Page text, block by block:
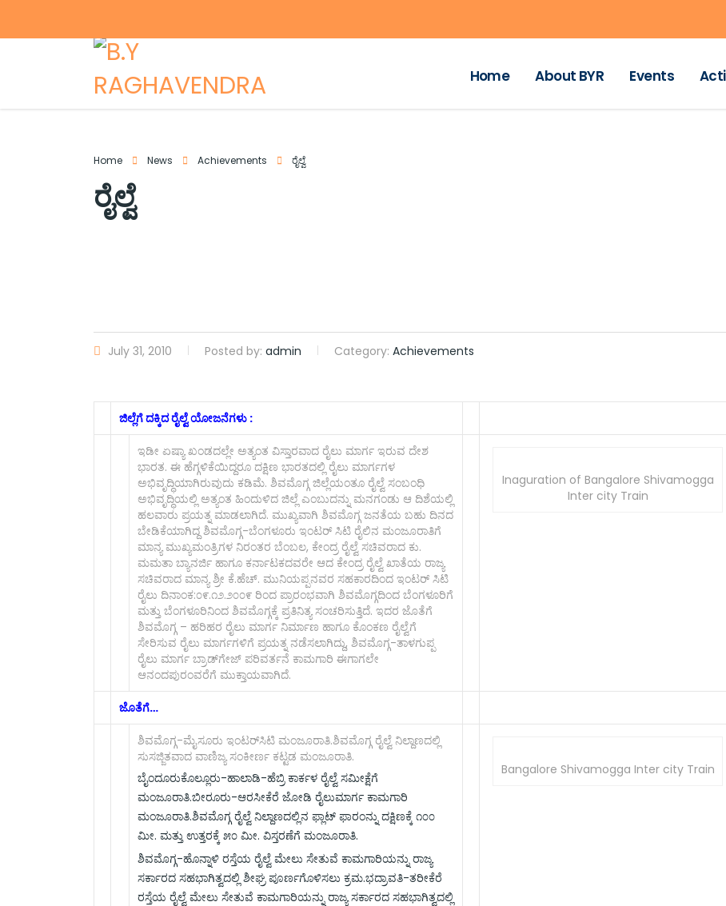
Home About BYR Events
Home News Achievements ರೈಲ್ವೆ
ರೈಲ್ವೆ
July 31, 2010 Posted by: admin Category: Achievements
ಜಿಲ್ಲೆಗೆ ದಕ್ಕಿದ ರೈಲ್ವೆ ಯೋಜನೆಗಳು :
ಇಡೀ ಏಷ್ಯಾ ಖಂಡದಲ್ಲೇ ಅತ್ಯಂತ ವಿಸ್ತಾರವಾದ ರೈಲು ಮಾರ್ಗ ಇರುವ ದೇಶ
ಭಾರತ. ಈ ಹೆಗ್ಗಳಿಕೆಯಿದ್ದರೂ ದಕ್ಷಿಣ ಭಾರತದಲ್ಲಿ ರೈಲು ಮಾರ್ಗಗಳ
ಅಭಿವೃದ್ಧಿಯಾಗಿರುವುದು ಕಡಿಮೆ. ಶಿವಮೊಗ್ಗ ಜಿಲ್ಲೆಯಂತೂ ರೈಲ್ವೆ ಸಂಬಂಧಿ
ಅಭಿವೃದ್ಧಿಯಲ್ಲಿ ಅತ್ಯಂತ ಹಿಂದುಳಿದ ಜಿಲ್ಲೆ ಎಂಬುದನ್ನು ಮನಗಂಡು ಆ ದಿಶೆಯಲ್ಲಿ
ಹಲವಾರು ಪ್ರಯತ್ನ ಮಾಡಲಾಗಿದೆ. ಮುಖ್ಯವಾಗಿ ಶಿವಮೊಗ್ಗ ಜನತೆಯ ಬಹು ದಿನದ
ಬೇಡಿಕೆಯಾಗಿದ್ದ ಶಿವಮೊಗ್ಗ-ಬೆಂಗಳೂರು ಇಂಟರ್ ಸಿಟಿ ರೈಲಿನ ಮಂಜೂರಾತಿಗೆ
ಮಾನ್ಯ ಮುಖ್ಯಮಂತ್ರಿಗಳ ನಿರಂತರ ಬೆಂಬಲ, ಕೇಂದ್ರ ರೈಲ್ವೆ ಸಚಿವರಾದ ಕು.
ಮಮತಾ ಬ್ಯಾನರ್ಜಿ ಹಾಗೂ ಕರ್ನಾಟಕದವರೇ ಆದ ಕೇಂದ್ರ ರೈಲ್ವೆ ಖಾತೆಯ ರಾಜ್ಯ
ಸಚಿವರಾದ ಮಾನ್ಯ ಶ್ರೀ ಕೆ.ಹೆಚ್. ಮುನಿಯಪ್ಪನವರ ಸಹಕಾರದಿಂದ ಇಂಟರ್ ಸಿಟಿ
ರೈಲು ದಿನಾಂಕ:೦೯.೧೨.೨೦೦೯ ರಿಂದ ಪ್ರಾರಂಭವಾಗಿ ಶಿವಮೊಗ್ಗದಿಂದ ಬೆಂಗಳೂರಿಗೆ
ಮತ್ತು ಬೆಂಗಳೂರಿನಿಂದ ಶಿವಮೊಗ್ಗಕ್ಕೆ ಪ್ರತಿನಿತ್ಯ ಸಂಚರಿಸುತ್ತಿದೆ. ಇದರ ಜೊತೆಗೆ
ಶಿವಮೊಗ್ಗ – ಹರಿಹರ ರೈಲು ಮಾರ್ಗ ನಿರ್ಮಾಣ ಹಾಗೂ ಕೊಂಕಣ ರೈಲ್ವೆಗೆ
ಸೇರಿಸುವ ರೈಲು ಮಾರ್ಗಗಳಿಗೆ ಪ್ರಯತ್ನ ನಡೆಸಲಾಗಿದ್ದು, ಶಿವಮೊಗ್ಗ-ತಾಳಗುಪ್ಪ
ರೈಲು ಮಾರ್ಗ ಬ್ರಾಡ್‌ಗೇಜ್ ಪರಿವರ್ತನೆ ಕಾಮಗಾರಿ ಈಗಾಗಲೇ
ಆನಂದಪುರಂವರೆಗೆ ಮುಕ್ತಾಯವಾಗಿದೆ.
Inaguration of Bangalore Shivamogga
Inter city Train
ಜೊತೆಗೆ…
ಶಿವಮೊಗ್ಗ-ಮೈಸೂರು ಇಂಟರ್‌ಸಿಟಿ ಮಂಜೂರಾತಿ.ಶಿವಮೊಗ್ಗ ರೈಲ್ವೆ ನಿಲ್ದಾಣದಲ್ಲಿ
ಸುಸಜ್ಜಿತವಾದ ವಾಣಿಜ್ಯ ಸಂಕೀರ್ಣ ಕಟ್ಟಡ ಮಂಜೂರಾತಿ.
ಬೈಂದೂರುಕೊಲ್ಲೂರು-ಹಾಲಾಡಿ-ಹೆಬ್ರಿ ಕಾರ್ಕಳ ರೈಲ್ವೆ ಸಮೀಕ್ಷೆಗೆ
ಮಂಜೂರಾತಿ.ಬೀರೂರು-ಆರಸೀಕೆರೆ ಜೋಡಿ ರೈಲುಮಾರ್ಗ ಕಾಮಗಾರಿ
ಮಂಜೂರಾತಿ.ಶಿವಮೊಗ್ಗ ರೈಲ್ವೆ ನಿಲ್ದಾಣದಲ್ಲಿನ ಫ್ಲಾಟ್ ಫಾರಂನ್ನು ದಕ್ಷಿಣಕ್ಕೆ ೧೦೦
ಮೀ. ಮತ್ತು ಉತ್ತರಕ್ಕೆ ೫೦ ಮೀ. ವಿಸ್ತರಣೆಗೆ ಮಂಜೂರಾತಿ.
ಶಿವಮೊಗ್ಗ-ಹೊನ್ನಾಳಿ ರಸ್ತೆಯ ರೈಲ್ವೆ ಮೇಲು ಸೇತುವೆ ಕಾಮಗಾರಿಯನ್ನು ರಾಜ್ಯ
ಸರ್ಕಾರದ ಸಹಭಾಗಿತ್ವದಲ್ಲಿ ಶೀಘ್ರ ಪೂರ್ಣಗೊಳಿಸಲು ಕ್ರಮ.ಭದ್ರಾವತಿ-ತರೀಕೆರೆ
ರಸ್ತೆಯ ರೈಲ್ವೆ ಮೇಲು ಸೇತುವೆ ಕಾಮಗಾರಿಯನ್ನು ರಾಜ್ಯ ಸರ್ಕಾರದ ಸಹಭಾಗಿತ್ವದಲ್ಲಿ
Bangalore Shivamogga Inter city Train